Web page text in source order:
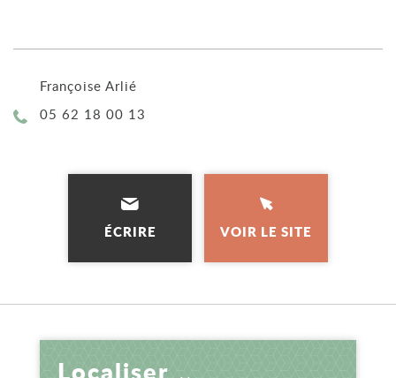
Françoise Arlié
Téléphone :
05 62 18 00 13
ÉCRIRE VOIR LE SITE
Localiser